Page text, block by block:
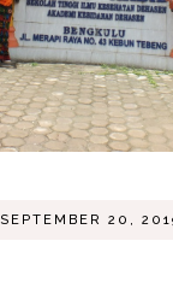
SEPTEMBER 20,